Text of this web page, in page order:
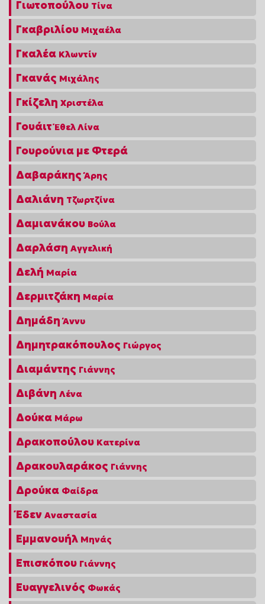
Γιωτοπούλου Τίνα
Γκαβριλίου Μιχαέλα
Γκαλέα Κλωντίν
Γκανάς Μιχάλης
Γκίζελη Χριστέλα
Γουάιτ Έθελ Λίνα
Γουρούνια με Φτερά
Δαβαράκης Άρης
Δαλιάνη Τζωρτζίνα
Δαμιανάκου Βούλα
Δαρλάση Αγγελική
Δελή Μαρία
Δερμιτζάκη Μαρία
Δημάδη Άννυ
Δημητρακόπουλος Γιώργος
Διαμάντης Γιάννης
Διβάνη Λένα
Δούκα Μάρω
Δρακοπούλου Κατερίνα
Δρακουλαράκος Γιάννης
Δρούκα Φαίδρα
Έδεν Αναστασία
Εμμανουήλ Μηνάς
Επισκόπου Γιάννης
Ευαγγελινός Φωκάς